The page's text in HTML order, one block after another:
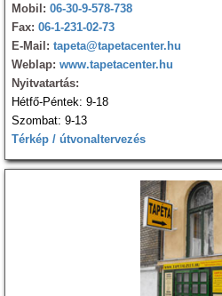
Mobil: 06-30-9-578-738
Fax: 06-1-231-02-73
E-Mail: tapeta@tapetacenter.hu
Weblap: www.tapetacenter.hu
Nyitvatartás:
Hétfő-Péntek: 9-18
Szombat: 9-13
Térkép / útvonaltervezés